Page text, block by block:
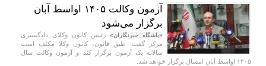
آزمون وکالت ۱۴۰۵ اواسط آبان
برگزار می‌شود
«باشگاه خبرنگاران» رئیس کانون وکلای دادگستری
مرکز گفت: طبق قانون، کانون وکلا مکلف است
سالانه یک آزمون برگزار کند و آزمون وکالت سال
۱۴۰۵ اواسط آبان‌ امسال برگزار خواهد شد.